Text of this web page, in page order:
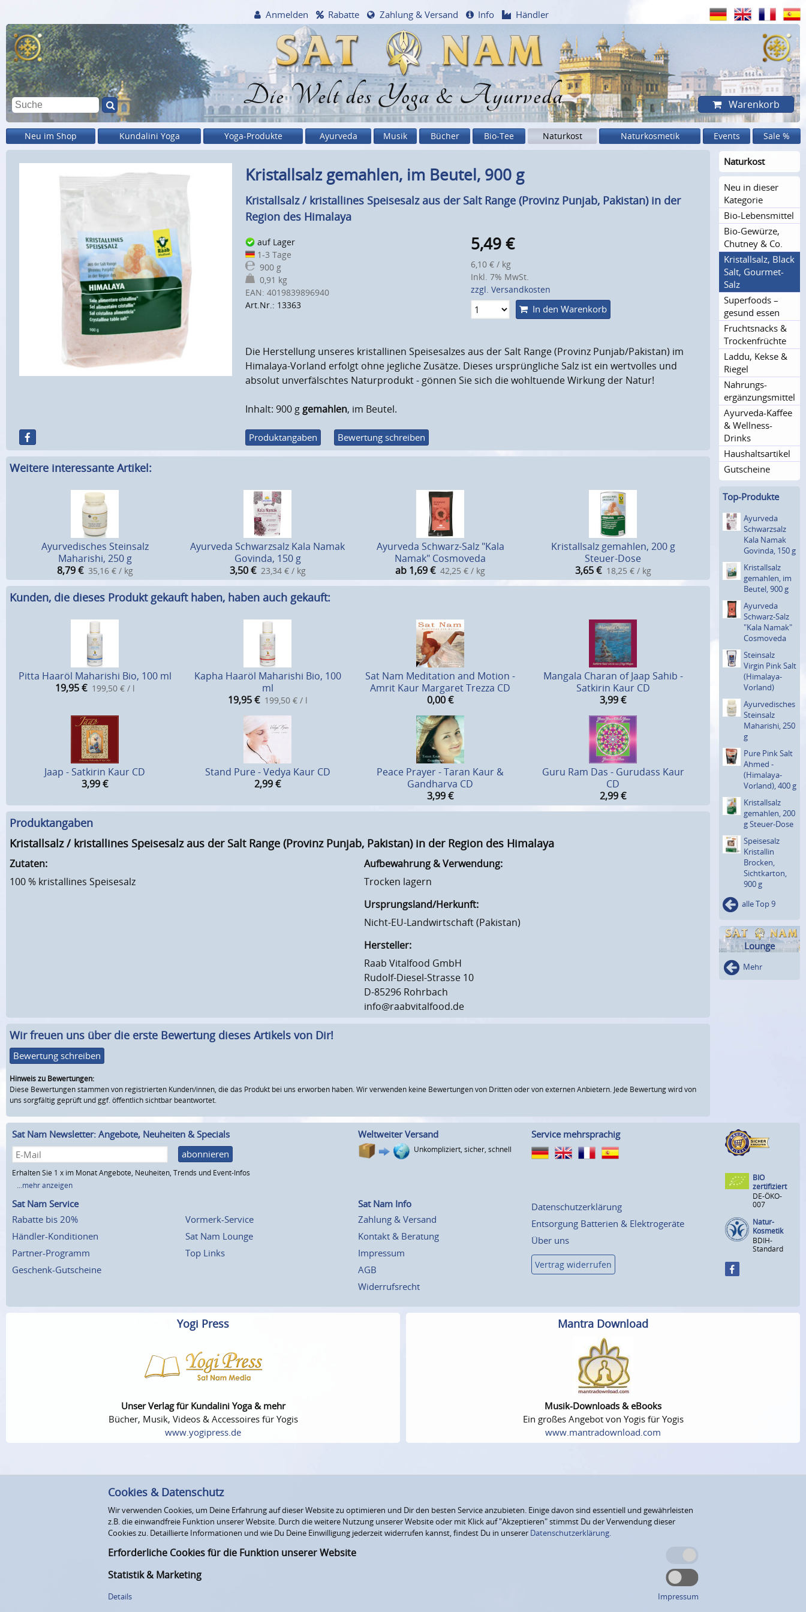
Die Welt des Yoga & Ayurveda
Anmelden Rabatte Zahlung & Versand Info Händler
Warenkorb
Neu im Shop Kundalini Yoga Yoga-Produkte Ayurveda Musik Bücher Bio-Tee Naturkost Naturkosmetik Events Sale %
Kristallsalz gemahlen, im Beutel, 900 g
Kristallsalz / kristallines Speisesalz aus der Salt Range (Provinz Punjab, Pakistan) in der
Region des Himalaya
auf Lager
1-3 Tage
900 g
0,91 kg
EAN: 4019839896940
Art.Nr.: 13363
5,49€
6,10 € / kg
Inkl. 7% MwSt.
zzgl. Versandkosten
In den Warenkorb
Die Herstellung unseres kristallinen Speisesalzes aus der Salt Range (Provinz Punjab/Pakistan) im
Himalaya-Vorland erfolgt ohne jegliche Zusätze. Dieses ursprüngliche Salz ist ein wertvolles und
absolut unverfälschtes Naturprodukt - gönnen Sie sich die wohltuende Wirkung der Natur!
Inhalt: 900 g gemahlen, im Beutel.
Produktangaben Bewertung schreiben
Weitere interessante Artikel:
Ayurvedisches Steinsalz
Maharishi, 250 g
8,79 € 35,16 € / kg
Ayurveda Schwarzsalz Kala Namak
Govinda, 150 g
3,50 € 23,34 € / kg
Ayurveda Schwarz-Salz "Kala
Namak" Cosmoveda
ab 1,69€ 42,25 € / kg
Kristallsalz gemahlen, 200 g
Steuer-Dose
3,65 € 18,25 € / kg
Kunden, die dieses Produkt gekauft haben, haben auch gekauft:
Pitta Haaröl Maharishi Bio, 100 ml
19,95 € 199,50 € / l
Kapha Haaröl Maharishi Bio, 100
ml
19,95 € 199,50 € / l
Sat Nam Meditation and Motion -
Amrit Kaur Margaret Trezza CD
0,00€
Mangala Charan of Jaap Sahib -
Satkirin Kaur CD
3,99€
Jaap - Satkirin Kaur CD
3,99€
Stand Pure - Vedya Kaur CD
2,99€
Peace Prayer - Taran Kaur &
Gandharva CD
3,99€
Guru Ram Das - Gurudass Kaur
CD
2,99€
Produktangaben
Kristallsalz / kristallines Speisesalz aus der Salt Range (Provinz Punjab, Pakistan) in der Region des Himalaya
Zutaten:
100 % kristallines Speisesalz
Aufbewahrung & Verwendung:
Trocken lagern
Ursprungsland/Herkunft:
Nicht-EU-Landwirtschaft (Pakistan)
Hersteller:
Raab Vitalfood GmbH
Rudolf-Diesel-Strasse 10
D-85296 Rohrbach
info@raabvitalfood.de
Wir freuen uns über die erste Bewertung dieses Artikels von Dir!
Bewertung schreiben
Hinweis zu Bewertungen:
Diese Bewertungen stammen von registrierten Kunden/innen, die das Produkt bei uns erworben haben. Wir verwenden keine Bewertungen von Dritten oder von externen Anbietern. Jede Bewertung wird von
uns sorgfältig geprüft und ggf. öffentlich sichtbar beantwortet.
Naturkost
Neu in dieser
Kategorie
Bio-Lebensmittel
Bio-Gewürze,
Chutney & Co.
Kristal­lsalz, Black
Salt, Gourmet-
Salz
Superfoods –
gesund essen
Fruchtsnacks &
Trocken­früchte
Laddu, Kekse &
Riegel
Nahrungs­
ergänzungs­mittel
Ayurveda-Kaffee
& Wellness-
Drinks
Haushaltsar­tikel
Gutscheine
Top-Produkte
Ayurveda
Schwar­zsalz
Kala Namak
Govinda, 150 g
Kristal­lsalz
gemahlen, im
Beutel, 900 g
Ayurveda
Schwarz-Salz
"Kala Namak"
Cosmoveda
Steinsalz
Virgin Pink Salt
­(Himalaya-
Vorland)
Ayurve­disches
Steinsalz
Maharishi, 250
g
Pure Pink Salt
Ahmed ­
(Himalaya-
Vorland), 400 g
Kristal­lsalz
gemahlen, 200
g Steuer-Dose
Speisesalz
Kristallin
Brocken,
Sichtkar­ton,
900 g
alle Top 9
Lounge
Mehr
Sat Nam Newsletter: Angebote, Neuheiten & Specials
abonnieren
Erhalten Sie 1 x im Monat Angebote, Neuheiten, Trends und Event-Infos
...mehr anzeigen
Weltweiter Versand
Unkompliziert, sicher, schnell
Service mehrsprachig
Sat Nam Service
Rabatte bis 20%
Händler-Konditionen
Partner-Programm
Geschenk-Gutscheine
Vormerk-Service
Sat Nam Lounge
Top Links
Sat Nam Info
Zahlung & Versand
Kontakt & Beratung
Impressum
AGB
Widerrufsrecht
Datenschutzerklärung
Entsorgung Batterien & Elektrogeräte
Über uns
Vertrag widerrufen
BIO
zertifiziert
DE-ÖKO-
007
Natur-
Kosmetik
BDIH-
Standard
Yogi Press
Unser Verlag für Kundalini Yoga & mehr
Bücher, Musik, Videos & Accessoires für Yogis
www.yogipress.de
Mantra Download
Musik-Downloads & eBooks
Ein großes Angebot von Yogis für Yogis
www.mantradownload.com
Cookies & Datenschutz
Wir verwenden Cookies, um Deine Erfahrung auf dieser Website zu optimieren und Dir den besten Service anzubieten. Einige davon sind essentiell und gewährleisten
z.B. die einwandfreie Funktion unserer Website. Durch die weitere Nutzung unserer Website oder mit Klick auf "Akzeptieren" stimmst Du der Verwendung dieser
Cookies zu. Detaillierte Informationen und wie Du Deine Einwilligung jederzeit widerrufen kannst, findest Du in unserer Datenschutzerklärung.
Erforderliche Cookies für die Funktion unserer Website
Statistik & Marketing
Details Impressum